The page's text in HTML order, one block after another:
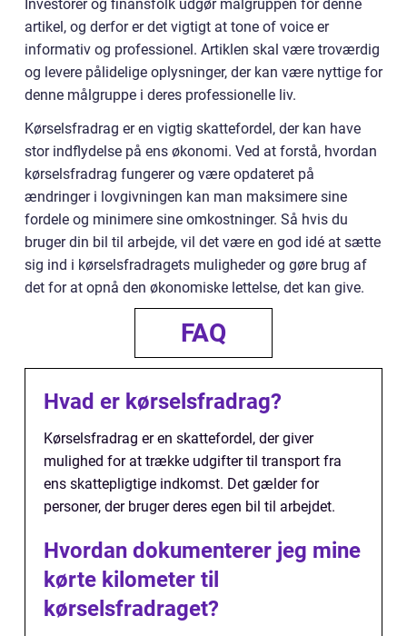
Investorer og finansfolk udgør målgruppen for denne
artikel, og derfor er det vigtigt at tone of voice er
informativ og professionel. Artiklen skal være troværdig
og levere pålidelige oplysninger, der kan være nyttige for
denne målgruppe i deres professionelle liv.
Kørselsfradrag er en vigtig skattefordel, der kan have
stor indflydelse på ens økonomi. Ved at forstå, hvordan
kørselsfradrag fungerer og være opdateret på
ændringer i lovgivningen kan man maksimere sine
fordele og minimere sine omkostninger. Så hvis du
bruger din bil til arbejde, vil det være en god idé at sætte
sig ind i kørselsfradragets muligheder og gøre brug af
det for at opnå den økonomiske lettelse, det kan give.
FAQ
Hvad er kørselsfradrag?
Kørselsfradrag er en skattefordel, der giver
mulighed for at trække udgifter til transport fra
ens skattepligtige indkomst. Det gælder for
personer, der bruger deres egen bil til arbejdet.
Hvordan dokumenterer jeg mine
kørte kilometer til
kørselsfradraget?